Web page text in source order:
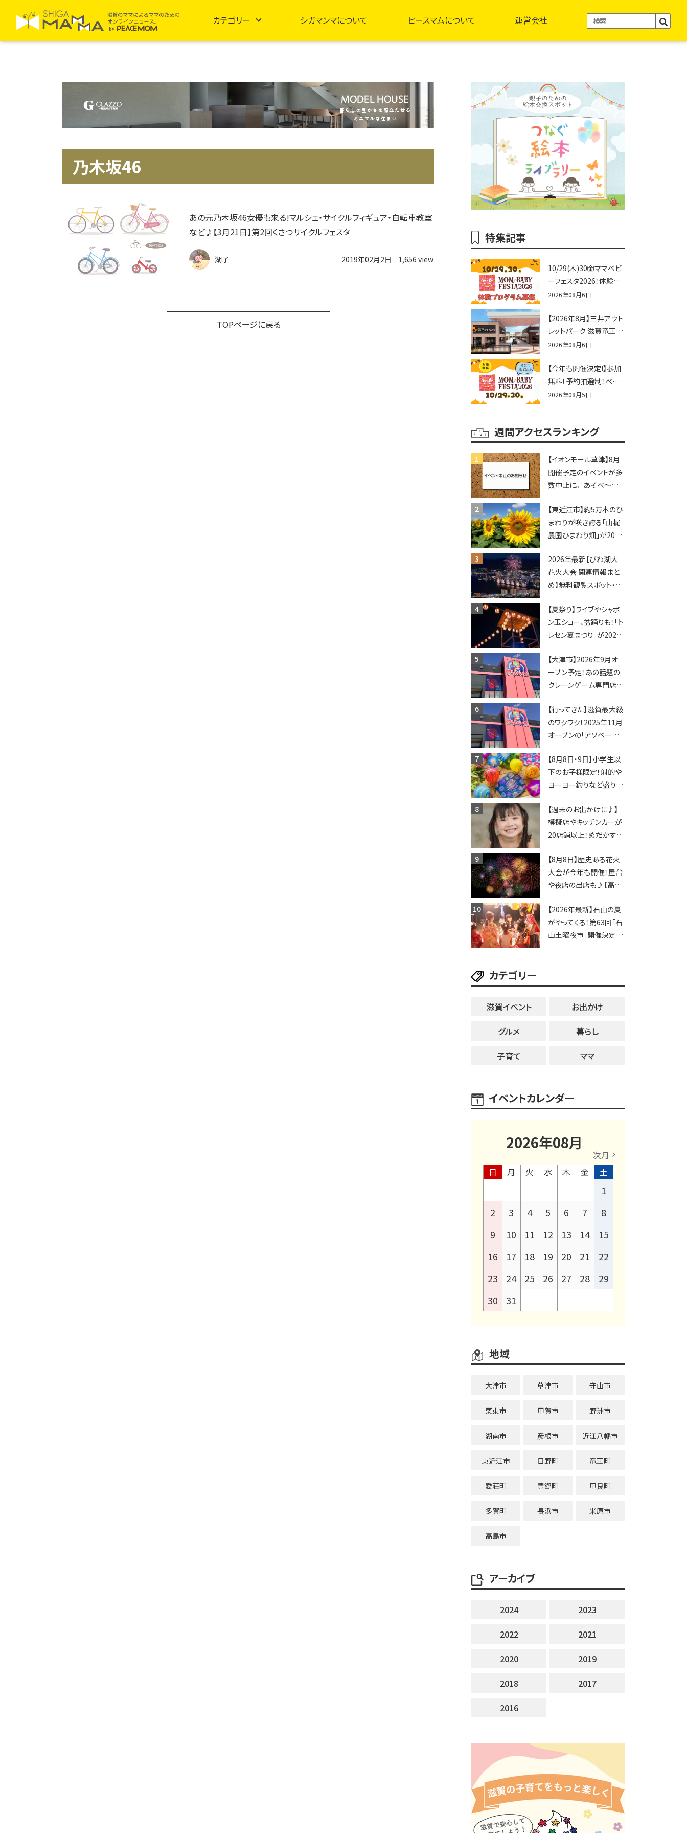
カテゴリー シガマンマについて ピースマムについて 運営会社
乃木坂46
あの元乃木坂46女優も来る!マルシェ・サイクルフィギュア・自転車教室
など♪【3月21日】第2回くさつサイクルフェスタ
湖子 2019年02月2日 1,656 view
TOPページに戻る
特集記事
10/29(木)30㈮ママベビ
ーフェスタ2026！体験プ
ログラム募集♪赤ちゃん
せんか？
2026年08月6日
【2026年8月】三井アウト
レットパーク 滋賀竜王の
夏休みイベントまとめ！
辛グルメ・フォトコンテス
トまで盛りだくさん！
2026年08月6日
【今年も開催決定!】参加
無料！予約抽選制！ベビ
ーファミリー必見☆入場
2026！親子で楽しもう
♪inピエリ守山
2026年08月5日
週間アクセスランキング
【イオンモール草津】8月
開催予定のイベントが多
数中止に。「あそべ〜る
ショーなど
【東近江市】約5万本のひ
まわりが咲き誇る「山梶
農園ひまわり畑」が2026
ポットやキッチンカーも
登場！何度も入園できる
フリーパスも販売★
2026年最新【びわ湖大
花火大会 関連情報まと
め】無料観覧スポット・同
ップ・交通規制に近隣施
設の駐車場情報なども
要チェック★
【夏祭り】ライブやシャボ
ン玉ショー、盆踊りも！「ト
レセン夏まつり」が2026
【大津市】2026年9月オ
ープン予定！あの話題の
クレーンゲーム専門店
ってくる！豊郷店に続く滋
賀2店舗目★
【行ってきた】滋賀最大級
のワクワク！2025年11月
オープンの「アソベース
レーンゲームで青果や日
用品までゲットできる新
スポット！
【8月8日・9日】小学生以
下のお子様限定！射的や
ヨーヨー釣りなど盛りだ
ちびっこ縁日開催♪【モリ
ーブ】
【週末のお出かけに♪】
模擬店やキッチンカーが
20店舗以上！めだかすく
ソングライターによるライ
ブなど。【和邇ふれあい夏
祭り】
【8月8日】歴史ある花火
大会が今年も開催！屋台
や夜店の出店も♪【高宮
【2026年最新】石山の夏
がやってくる！第63回「石
山土曜夜市」開催決定！
カテゴリー
滋賀イベント
お出かけ
グルメ
暮らし
子育て
ママ
イベントカレンダー
2026年08月
次月
日
月 火 水 木 金 土
1
2
3 4 5 6 7
8
9
10 11 12 13 14
15
16
17 18 19 20 21
22
23
24 25 26 27 28
29
30
31
地域
大津市 草津市 守山市
栗東市 甲賀市 野洲市
湖南市 彦根市 近江八幡市
東近江市 日野町 竜王町
愛荘町 豊郷町 甲良町
多賀町 長浜市 米原市
高島市
アーカイブ
2024
2023
2022
2021
2020
2019
2018
2017
2016